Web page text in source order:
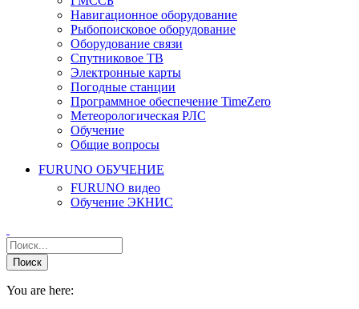
Навигационное оборудование
Рыбопоисковое оборудование
Оборудование связи
Спутниковое ТВ
Электронные карты
Погодные станции
Программное обеспечение TimeZero
Метеорологическая РЛС
Обучение
Общие вопросы
FURUNO ОБУЧЕНИЕ
FURUNO видео
Обучение ЭКНИС
You are here: